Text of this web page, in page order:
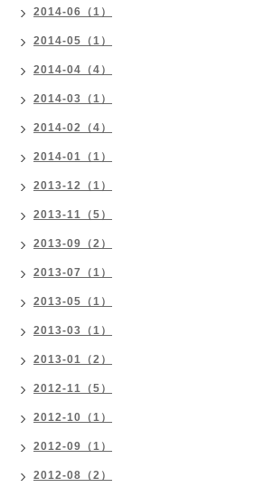
2014-06（1）
2014-05（1）
2014-04（4）
2014-03（1）
2014-02（4）
2014-01（1）
2013-12（1）
2013-11（5）
2013-09（2）
2013-07（1）
2013-05（1）
2013-03（1）
2013-01（2）
2012-11（5）
2012-10（1）
2012-09（1）
2012-08（2）